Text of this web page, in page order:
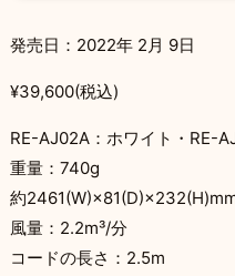
発売日：2022年 2月 9日
¥39,600(税込)
RE-AJ02A：ホワイト・RE-
重量：740g
約
風量：2.2m³/分
コードの長さ：2.5m